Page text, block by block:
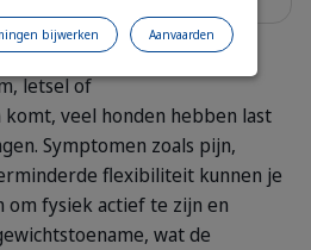
letsel of
veel honden hebben last
Symptomen zoals pijn,
flexibiliteit kunnen je
om fysiek actief te zijn en
wat de
Aanvaarden
bijwerken